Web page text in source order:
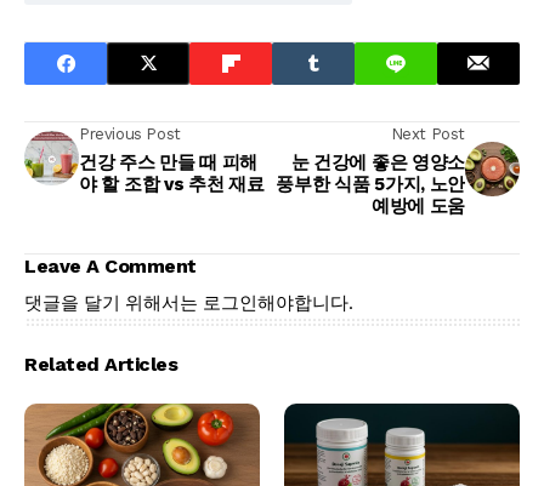
Previous Post
건강 주스 만들 때 피해
야 할 조합 vs 추천 재료
Next Post
눈 건강에 좋은 영양소
풍부한 식품 5가지, 노안
예방에 도움
Leave A Comment
댓글을 달기 위해서는 로그인해야합니다.
Related Articles